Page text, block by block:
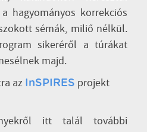
hagyományos korrekciós
sémák, miliő nélkül.
sikeréről a túrákat
majd.
az InSPIRES projekt
itt talál további